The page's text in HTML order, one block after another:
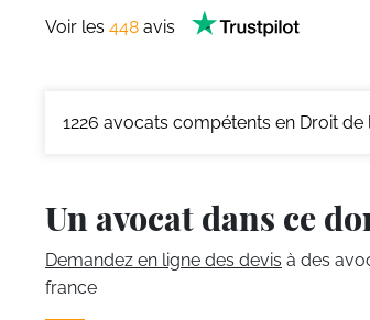
Voir les 448 avis
1226 avocats compétents en Droit de
Un avocat dans ce
Demandez en ligne des devis à des
france